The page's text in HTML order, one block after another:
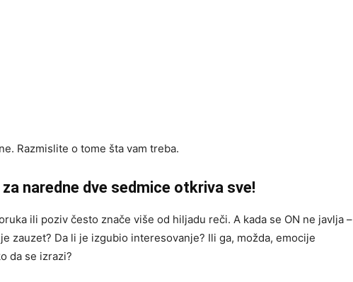
Razmislite o tome šta vam treba.
naredne dve sedmice otkriva sve!
ili poziv često znače više od hiljadu reči. A kada se ON ne javlja –
zauzet? Da li je izgubio interesovanje? Ili ga, možda, emocije
da se izrazi?